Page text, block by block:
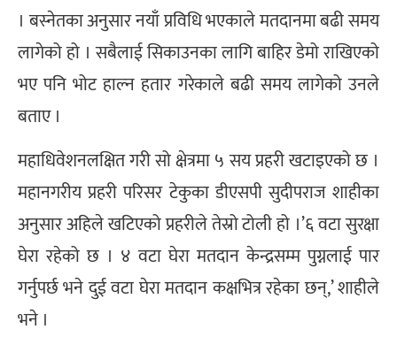
। बस्नेतका अनुसार नयाँ प्रविधि भएकाले मतदानमा बढी समय
लागेको हो । सबैलाई सिकाउनका लागि बाहिर डेमो राखिएको
भए पनि भोट हाल्न हतार गरेकाले बढी समय लागेको उनले
बताए ।
महाधिवेशनलक्षित गरी सो क्षेत्रमा ५ सय प्रहरी खटाइएको छ ।
महानगरीय प्रहरी परिसर टेकुका डीएसपी सुदीपराज शाहीका
अनुसार अहिले खटिएको प्रहरीले तेस्रो टोली हो ।’६ वटा सुरक्षा
घेरा रहेको छ । ४ वटा घेरा मतदान केन्द्रसम्म पुग्नलाई पार
गर्नुपर्छ भने दुई वटा घेरा मतदान कक्षभित्र रहेका छन्,’ शाहीले
भने ।